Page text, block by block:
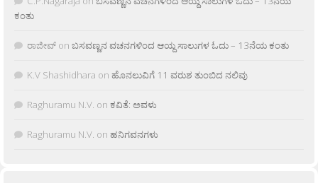
ಕಂತು
ರಾಜೀವ್ on ಬಸವಣ್ಣನ ವಚನಗಳಿಂದ ಆಯ್ದ ಸಾಲುಗಳ ಓದು – 13ನೆಯ ಕಂತು
K.V Shashidhara on ಹೊನಲುವಿಗೆ 11 ವರುಶ ತುಂಬಿದ ನಲಿವು
Raghuramu N.V. on ಕವಿತೆ: ಅವಳು
Raghuramu N.V. on ಹನಿಗವನಗಳು